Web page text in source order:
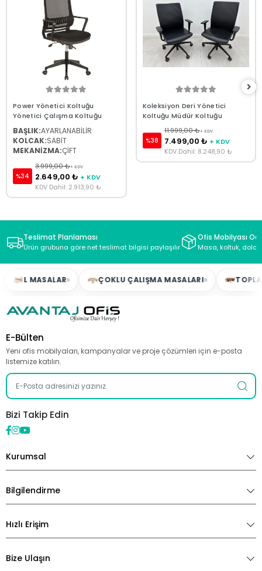
Power Yönetici Koltuğu
Yönetici Çalışma Koltuğu
BAŞLIK:AYARLANABİLİR
KOLCAK:SABİT
MEKANİZMA:ÇİFT
%34
3.999,00 ₺+ KDV
2.649,00 ₺ + KDV
KDV Dahil: 2.913,90 ₺
Koleksiyon Deri Yönetici
Koltuğu Müdür Koltuğu
%38
11.999,00 ₺+ KDV
7.499,00 ₺ + KDV
KDV Dahil: 8.248,90 ₺
Teslimat Planlaması
Ürün grubuna göre net teslimat bilgisi paylaşılır
Ofis Mobilyası
Masa, koltuk,
L MASALAR ÇOKLU ÇALIŞMA MASALARI
E-Bülten
Yeni ofis mobilyaları, kampanyalar ve proje çözümleri için e-posta
listemize katılın.
Bizi Takip Edin
Kurumsal
Bilgilendirme
Hızlı Erişim
Bize Ulaşın